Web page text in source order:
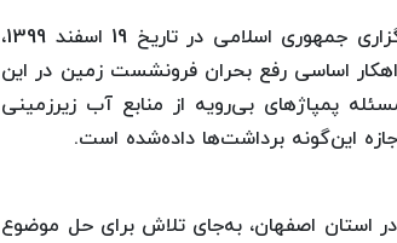
به‌عنوان نمونه، مدیرکل زمین‌شناسی اصفهان در مصاحبه با خبرگزاری جمهوری اسلامی در تاریخ 19 اسفند 1399،
اساسی رفع بحران فرونشست زمین در این
پمپاژهای بی‌رویه از منابع آب زیرزمینی
این‌گونه برداشت‌ها داده‌شده است.
استان اصفهان، به‌جای تلاش برای حل موضوع